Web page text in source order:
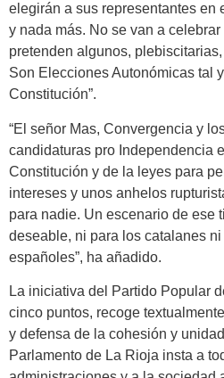
elegirán a sus representantes en
y nada más. No se van a
pretenden algunos,
Son Elecciones Autonómicas tal
Constitución”.
“El señor Mas, Convergencia y
candidaturas pro Independencia
Constitución y de la leyes para
intereses y unos anhelos
para nadie. Un escenario de ese
deseable, ni para los catalanes
españoles”, ha añadido.
La iniciativa del Partido Popular
cinco puntos, recoge
y defensa de la cohesión y
Parlamento de La Rioja insta a